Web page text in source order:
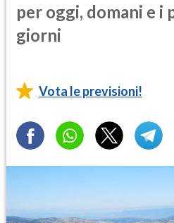
per oggi, domani e i
giorni
Vota le previsioni!